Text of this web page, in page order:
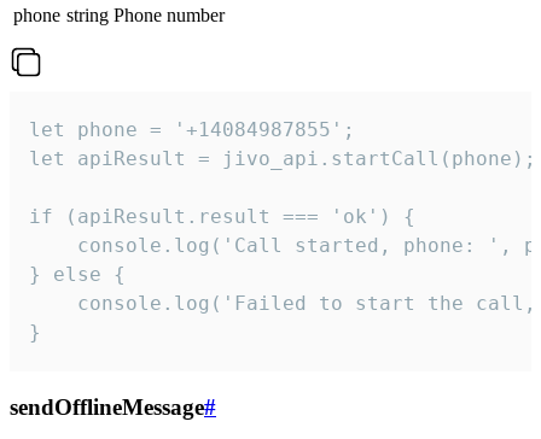
phone string Phone number
let phone = '+14084987855';
let apiResult = jivo_api.startCall(phone);
if (apiResult.result === 'ok') {
console.log('Call started, phone: ',
} else {
console.log('Failed to start the
}
sendOfflineMessage#